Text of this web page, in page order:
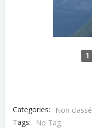
1
Categories:
Non classé
Tags:
No Tag